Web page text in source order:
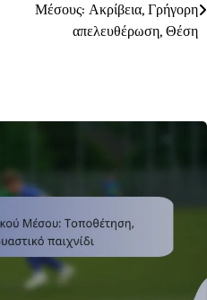
Μέσους: Ακρίβεια, Γρήγορη
απελευθέρωση, Θέση